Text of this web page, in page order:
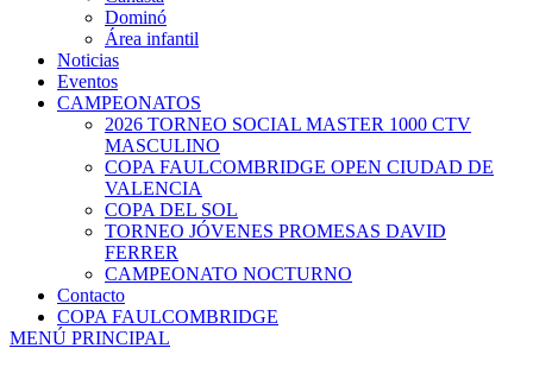
Dominó
Área infantil
Noticias
Eventos
CAMPEONATOS
2026 TORNEO SOCIAL MASTER 1000 CTV
MASCULINO
COPA FAULCOMBRIDGE OPEN CIUDAD DE
VALENCIA
COPA DEL SOL
TORNEO JÓVENES PROMESAS DAVID
FERRER
CAMPEONATO NOCTURNO
Contacto
COPA FAULCOMBRIDGE
MENÚ PRINCIPAL